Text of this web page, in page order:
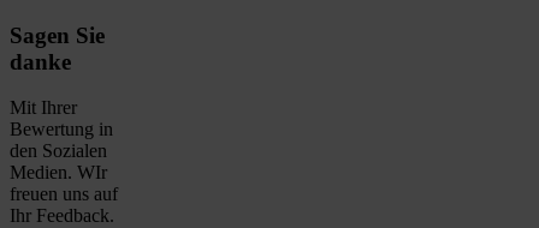
Sagen Sie
danke
Mit Ihrer
Bewertung in
den Sozialen
Medien. WIr
freuen uns auf
Ihr Feedback.